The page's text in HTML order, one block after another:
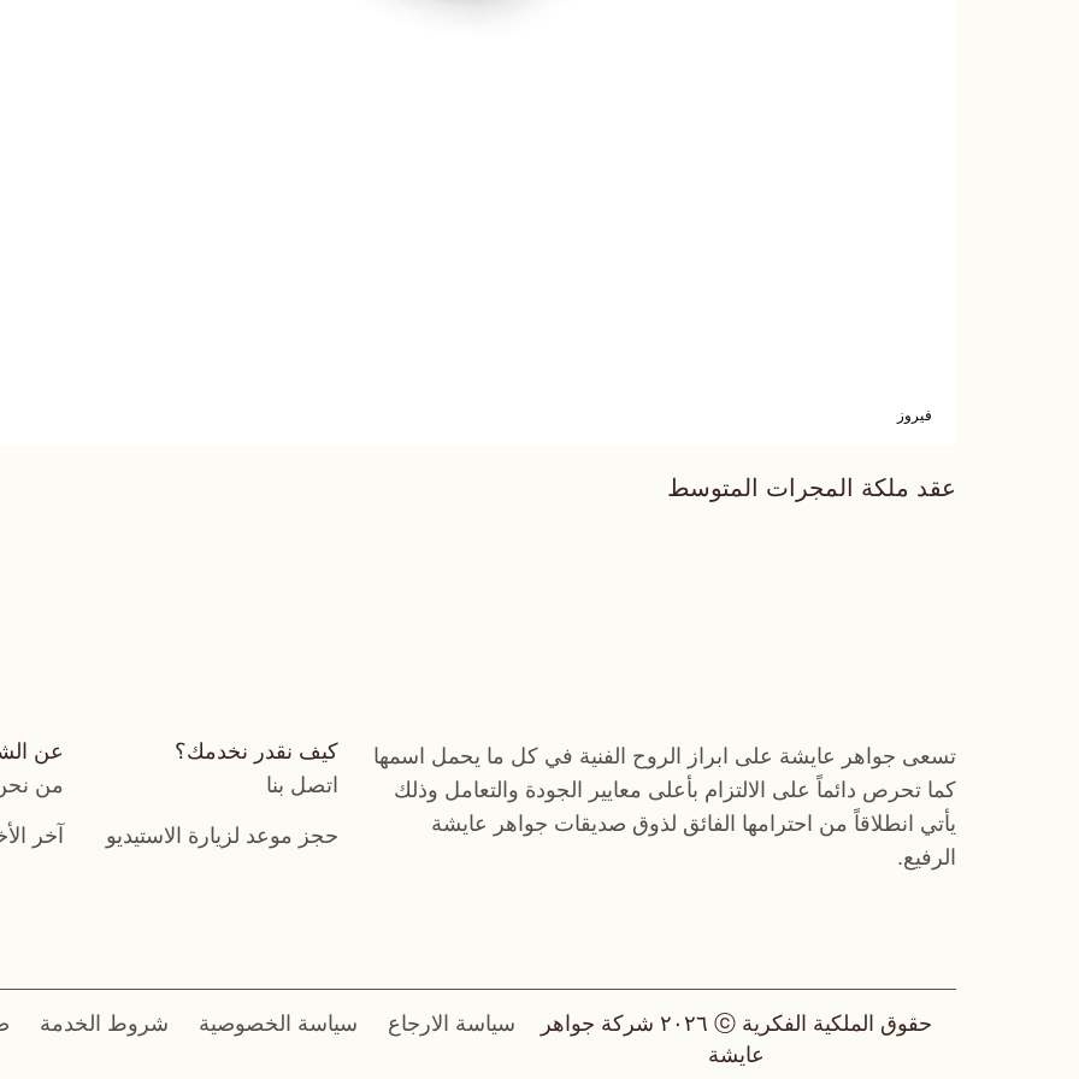
فيروز
عقد ملكة المجرات المتوسط
تسعى جواهر عايشة على ابراز الروح الفنية في كل ما يحمل اسمها
كما تحرص دائماً على الالتزام بأعلى معايير الجودة والتعامل وذلك
يأتي انطلاقاً من احترامها الفائق لذوق صديقات جواهر عايشة
الرفيع.
كيف نقدر نخدمك؟
اتصل بنا
حجز موعد لزيارة الاستيديو
عن
من
آخر
حقوق الملكية الفكرية ⓒ ٢٠٢٦ شركة جواهر
عايشة
سياسة الارجاع سياسة الخصوصية شروط الخدمة